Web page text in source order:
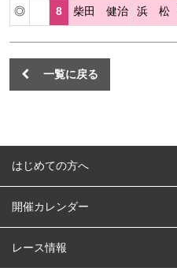
◎ 8 柴田 健治 浜 松
一覧に戻る
はじめての方へ
はじめての方へ
開催カレンダー
競輪
レース情報